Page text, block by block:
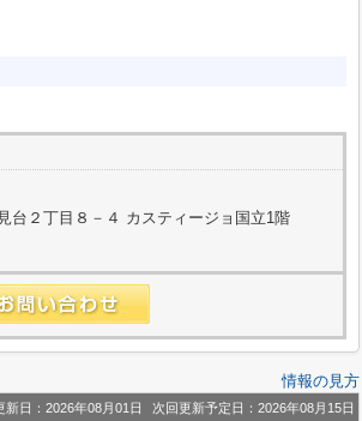
台２丁目８－４ カスティージョ国立1階
情報の見方
新日：2026年08月01日 次回更新予定日：2026年08月15日